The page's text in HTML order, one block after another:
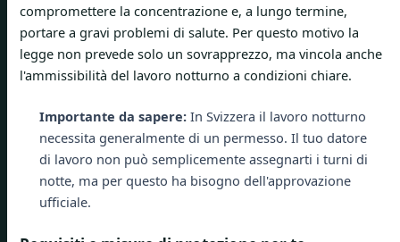
compromettere la concentrazione e, a lungo termine,
portare a gravi problemi di salute. Per questo motivo la
legge non prevede solo un sovrapprezzo, ma vincola anche
l'ammissibilità del lavoro notturno a condizioni chiare.
Importante da sapere:In Svizzera il lavoro notturno
necessita generalmente di un permesso. Il tuo datore
di lavoro non può semplicemente assegnarti i turni di
notte, ma per questo ha bisogno dell'approvazione
ufficiale.